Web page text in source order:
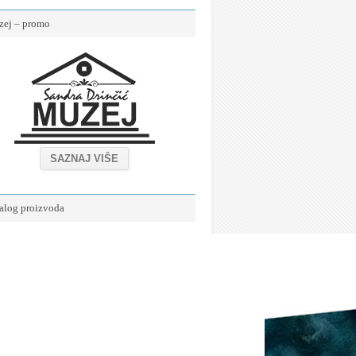
– promo
SAZNAJ VIŠE
proizvoda